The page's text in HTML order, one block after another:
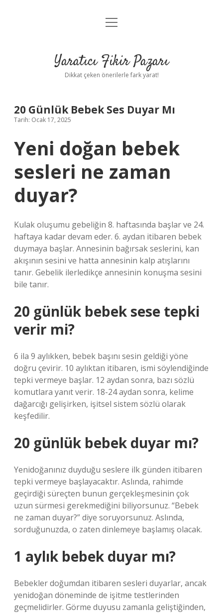
Anasayfa
Yasal Uyarı
menüyü
Yaratıcı Fikir Pazarı
Dikkat çeken önerilerle fark yarat!
20 Günlük Bebek Ses Duyar Mı
Tarih: Ocak 17, 2025
Yeni doğan bebek
sesleri ne zaman
duyar?
Kulak oluşumu gebeliğin 8. haftasında başlar ve 24.
haftaya kadar devam eder. 6. aydan itibaren bebek
duymaya başlar. Annesinin bağırsak seslerini, kan
akışının sesini ve hatta annesinin kalp atışlarını
tanır. Gebelik ilerledikçe annesinin konuşma sesini
bile tanır.
20 günlük bebek sese tepki
verir mi?
6 ila 9 aylıkken, bebek başını sesin geldiği yöne
doğru çevirir. 10 aylıktan itibaren, ismi söylendiğinde
tepki vermeye başlar. 12 aydan sonra, bazı sözlü
komutlara yanıt verir. 18-24 aydan sonra, kelime
dağarcığı gelişirken, işitsel sistem sözlü olarak
keşfedilir.
20 günlük bebek duyar mı?
Yenidoğanınız duyduğu seslere ilk günden itibaren
tepki vermeye başlayacaktır. Aslında, rahimde
geçirdiği süreçten bunun gerçekleşmesinin çok
uzun sürmesi gerekmediğini biliyorsunuz. “Bebek
ne zaman duyar?” diye soruyorsunuz. Aslında,
sorduğunuzda, o zaten dinlemeye başlamış olacak.
1 aylık bebek duyar mı?
Bebekler doğumdan itibaren sesleri duyarlar, ancak
yenidoğan döneminde de işitme testlerinden
geçmelidirler. Görme duyusu zamanla geliştiğinden,